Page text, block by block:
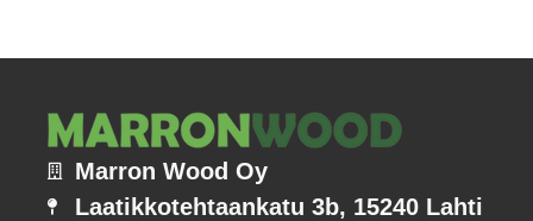
Marron Wood Oy
Laatikkotehtaankatu 3b, 15240 Lahti